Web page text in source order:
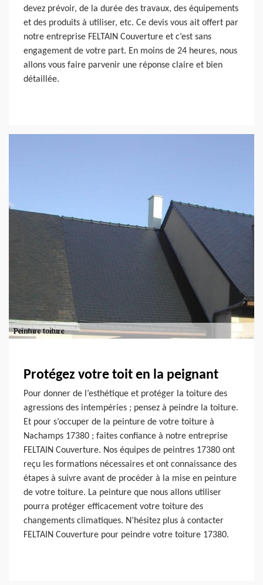
devez prévoir, de la durée des travaux, des équipements
et des produits à utiliser, etc. Ce devis vous ait offert par
notre entreprise FELTAIN Couverture et c’est sans
engagement de votre part. En moins de 24 heures, nous
allons vous faire parvenir une réponse claire et bien
détaillée.
Protégez votre toit en la peignant
Pour donner de l’esthétique et protéger la toiture des
agressions des intempéries ; pensez à peindre la toiture.
Et pour s’occuper de la peinture de votre toiture à
Nachamps 17380 ; faites confiance à notre entreprise
FELTAIN Couverture. Nos équipes de peintres 17380 ont
reçu les formations nécessaires et ont connaissance des
étapes à suivre avant de procéder à la mise en peinture
de votre toiture. La peinture que nous allons utiliser
pourra protéger efficacement votre toiture des
changements climatiques. N’hésitez plus à contacter
FELTAIN Couverture pour peindre votre toiture 17380.